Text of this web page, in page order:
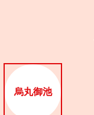
烏丸御池